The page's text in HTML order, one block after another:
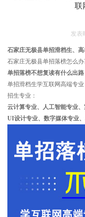
联
发表
石家庄无极县单招滑档生、
石家庄无极县单招落榜怎么办
单招落榜不想复读有什么出路
单招滑档生学互联网高端专业
招生专业：
云计算专业、人工智能专业
UI设计专业、数字媒体专业